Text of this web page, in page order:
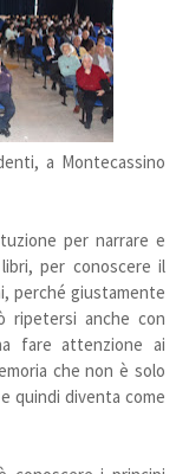
a Montecassino
per narrare e
per conoscere il
perché giustamente
ripetersi anche con
fare attenzione ai
che non è solo
quindi diventa come